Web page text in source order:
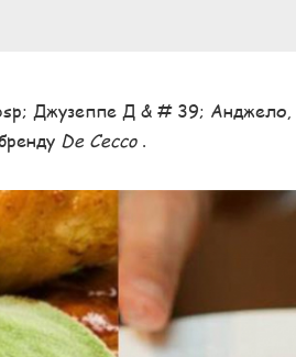
Джузеппе Д & # 39;
De Cecco .